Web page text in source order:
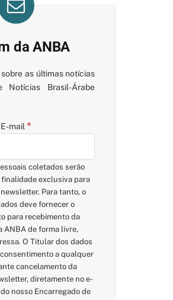
da ANBA
as últimas notícias
Brasil-Árabe
E-mail *
coletados serão
exclusiva para
Para tanto, o
deve fornecer o
para recebimento da
ANBA de forma livre,
O Titular dos dados
a qualquer
cancelamento da
diretamente no e-
nosso Encarregado de